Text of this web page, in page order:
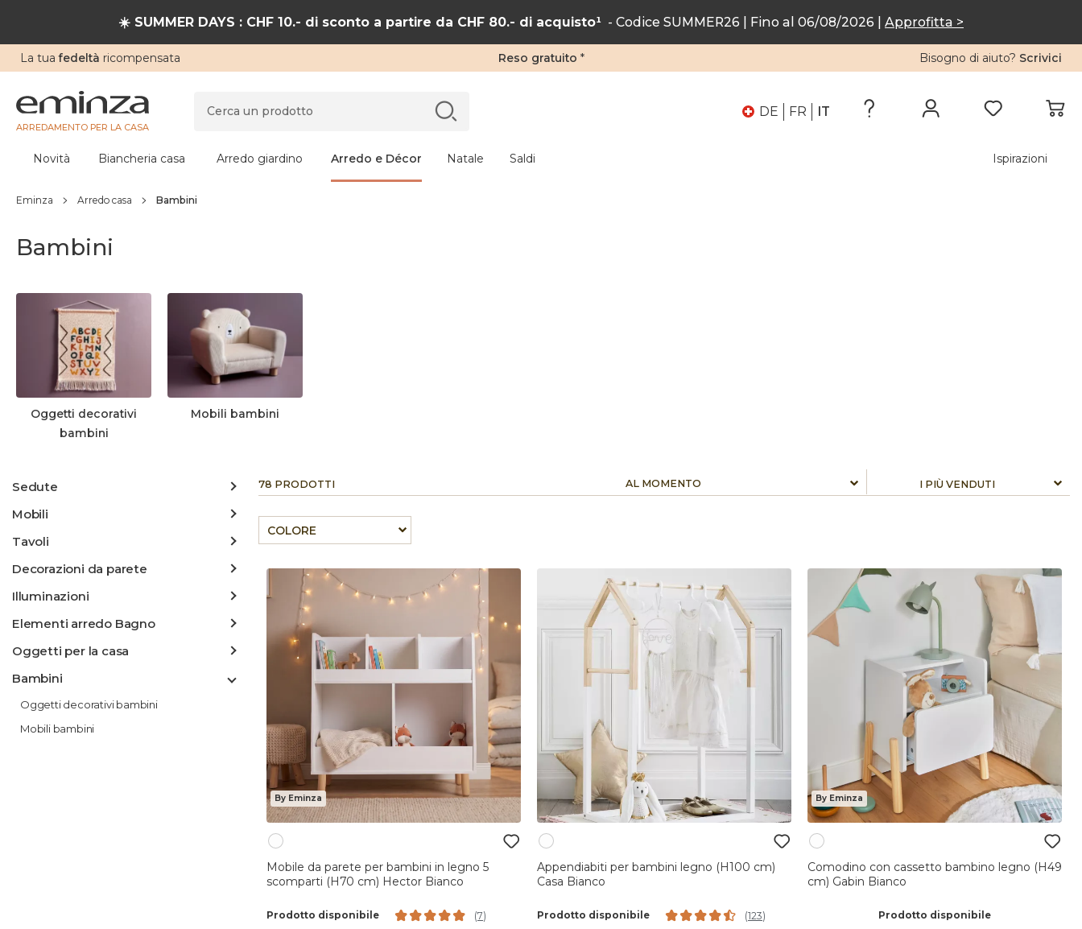
☀️ SUMMER DAYS : CHF 10.- di sconto a partire da CHF 80.- di acquisto¹ - Codice SUMMER26 | Fino al 06/08/2026 | Approfitta >
La tuafedeltà ricompensata Reso gratuito * Bisogno di aiuto? Scrivici
ARREDAMENTO PER LA CASA
DE FR IT
Novità Biancheria casa Arredo giardino Arredo e Décor Natale Saldi Ispirazioni
Eminza Arredo casa Bambini
Bambini
Oggetti decorativi
bambini
Mobili bambini
Sedute
Mobili
Tavoli
Decorazioni da parete
Illuminazioni
Elementi arredo Bagno
Oggetti per la casa
Bambini
Oggetti decorativi bambini
Mobili bambini
78 PRODOTTI AL MOMENTO
COLORE
By Eminza
Mobile da parete per bambini in legno 5
scomparti (H70 cm) Hector Bianco
Prodotto disponibile (7)
Appendiabiti per bambini legno (H100 cm)
Casa Bianco
Prodotto disponibile (123)
By Eminza
Comodino con cassetto bambino legno (H49
cm) Gabin Bianco
Prodotto disponibile